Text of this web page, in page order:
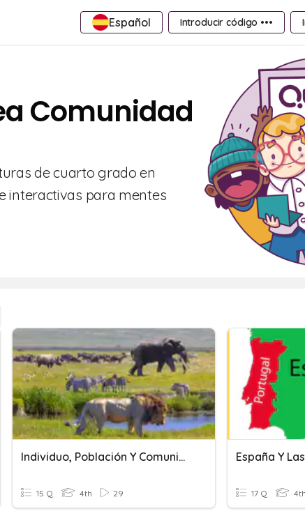
Español Introducir código •••
Comunidad
de cuarto grado en
interactivas para mentes
Individuo, Población Y Comunidad
15 Q 4th 29
España Y
17 Q 4th